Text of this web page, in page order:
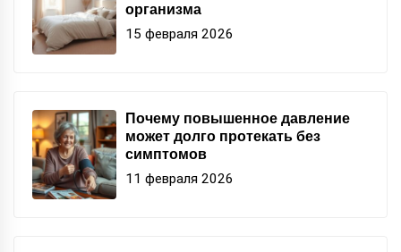
организма
15 февраля 2026
Почему повышенное давление
может долго протекать без
симптомов
11 февраля 2026